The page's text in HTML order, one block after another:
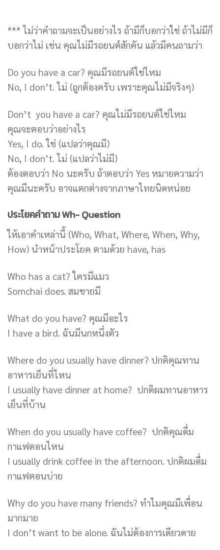
*** ไม่ว่าคำถามจะเป็นอย่างไร ถ้ามีก็บอกว่าใช่ ถ้าไม่มีก็
บอกว่าไม่ เช่น คุณไม่มีรถยนต์สักคัน แล้วมีคนถามว่า
Do you have a car? คุณมีรถยนต์ใช่ไหม
No, I don’t. ไม่ (ถูกต้องครับ เพราะคุณไม่มีจริงๆ)
Don’t you have a car? คุณไม่มีรถยนต์ใช่ไหม
คุณจะตอบว่าอย่างไร
Yes, I do. ใช่ (แปลว่าคุณมี)
No, I don’t. ไม่ (แปลว่าไม่มี)
ต้องตอบว่า No นะครับ ถ้าตอบว่า Yes หมายความว่า
คุณมีนะครับ อาจแตกต่างจากภาษาไทยนิดหน่อย
ประโยคคำถาม Wh- Question
ให้เอาคำเหล่านี้ (Who, What, Where, When, Why,
How) นำหน้าประโยค ตามด้วย have, has
Who has a cat? ใครมีแมว
Somchai does. สมชายมี
What do you have? คุณมีอะไร
I have a bird. ฉันมีนกหนึ่งตัว
Where do you usually have dinner? ปกติคุณทาน
อาหารเย็นที่ไหน
I usually have dinner at home? ปกติผมทานอาหาร
เย็นที่บ้าน
When do you usually have coffee? ปกติคุณดื่ม
กาแฟตอนไหน
I usually drink coffee in the afternoon. ปกติผมดื่ม
กาแฟตอนบ่าย
Why do you have many friends? ทำไมคุณมีเพื่อน
มากมาย
I don’t want to be alone. ฉันไม่ต้องการเดียวดาย